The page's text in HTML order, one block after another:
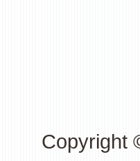
Copyright